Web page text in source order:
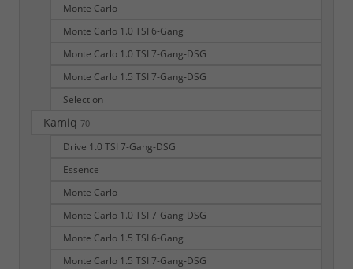
Monte Carlo
Monte Carlo 1.0 TSI 6-Gang
Monte Carlo 1.0 TSI 7-Gang-DSG
Monte Carlo 1.5 TSI 7-Gang-DSG
Selection
Kamiq 70
Drive 1.0 TSI 7-Gang-DSG
Essence
Monte Carlo
Monte Carlo 1.0 TSI 7-Gang-DSG
Monte Carlo 1.5 TSI 6-Gang
Monte Carlo 1.5 TSI 7-Gang-DSG